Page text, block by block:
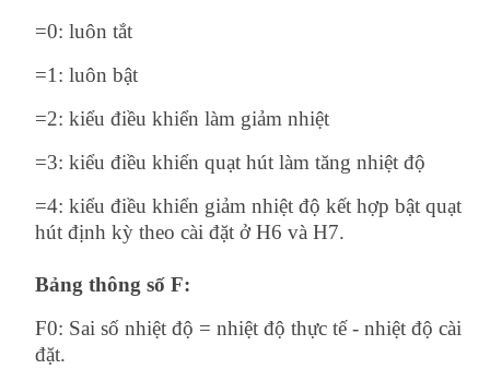
=0: luôn tắt
=1: luôn bật
=2: kiểu điều khiển làm giảm nhiệt
=3: kiểu điều khiển quạt hút làm tăng nhiệt độ
=4: kiểu điều khiển giảm nhiệt độ kết hợp bật quạt
hút định kỳ theo cài đặt ở H6 và H7.
Bảng thông số F:
F0: Sai số nhiệt độ = nhiệt độ thực tế - nhiệt độ cài
đặt.